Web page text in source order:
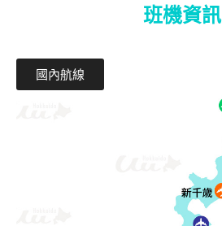
班機資訊
國內航線